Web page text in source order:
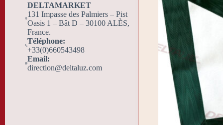
DELTAMARKET
131 Impasse des Palmiers – Pist
Oasis 1 – Bât D – 30100 ALÈS,
France.
Téléphone:
+33(0)660543498
Email:
direction@deltaluz.com